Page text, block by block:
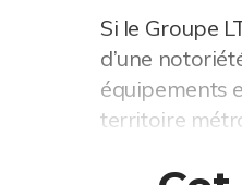
Si le Groupe
d’une
équipements
territoire